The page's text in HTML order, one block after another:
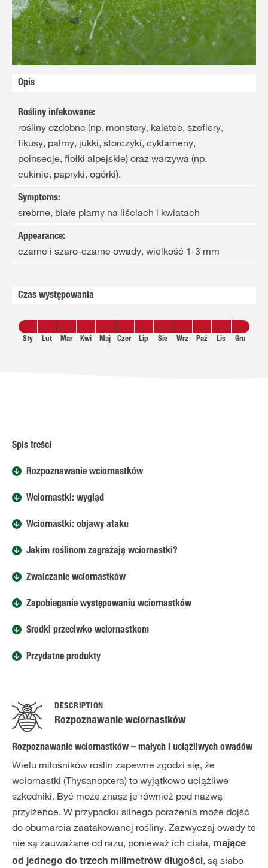
Opis
Rośliny infekowane:
rośliny ozdobne (np. monstery, kalatee, szeflery,
fikusy, palmy, jukki, storczyki, cyklameny,
poinsecje, fiołki alpejskie) oraz warzywa (np.
cukinie, papryki, ogórki).
Symptoms:
srebrne, białe plamy na liściach i kwiatach
Appearance:
czarne i szaro-czarne owady, wielkość 1-3 mm
Czas występowania
Sty Lut Mar Kwi Maj Czer Lip Sie Wrz Paź Lis Gru
Spis treści
Rozpoznawanie wciornastków
Wciornastki: wygląd
Wciornastki: objawy ataku
Jakim roślinom zagrażają wciornastki?
Zwalczanie wciornastków
Zapobieganie występowaniu wciornastków
Środki przeciwko wciornastkom
Przydatne produkty
DESCRIPTION
Rozpoznawanie wciornastków
Rozpoznawanie wciornastków – małych i uciążliwych owadów
Wielu miłośników roślin zapewne zgodzi się, że
wciornastki (Thysanoptera) to wyjątkowo uciążliwe
szkodniki. Być może znasz je również pod nazwą
przylżeńce. W przypadku silnego porażenia może dojść
do obumarcia zaatakowanej rośliny. Zazwyczaj owady te
nie są zauważane od razu, ponieważ ich ciała, mające
od jednego do trzech milimetrów długości, są słabo